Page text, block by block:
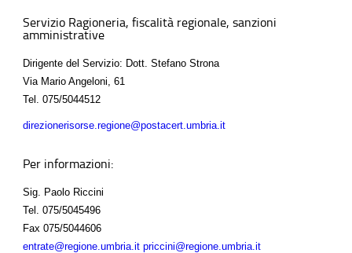
Servizio Ragioneria, fiscalità regionale, sanzioni
amministrative
Dirigente del Servizio: Dott. Stefano Strona
Via Mario Angeloni, 61
Tel.
075/5044512
direzionerisorse.regione@postacert.umbria.it
Per informazioni:
Sig. Paolo Riccini
Tel.
075/5045496
Fax 075/5044606
entrate@regione.umbria.it priccini@regione.umbria.it